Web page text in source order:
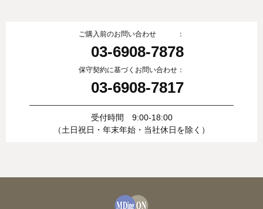
ご購入前のお問い合わせ ：
03-6908-7878
保守契約に基づくお問い合わせ：
03-6908-7817
受付時間 9:00-18:00
（土日祝日・年末年始・当社休日を除く）